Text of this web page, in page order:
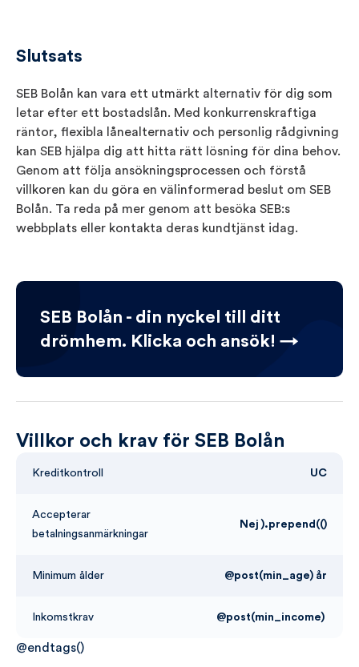
Slutsats
SEB Bolån kan vara ett utmärkt alternativ för dig som
letar efter ett bostadslån. Med konkurrenskraftiga
räntor, flexibla lånealternativ och personlig rådgivning
kan SEB hjälpa dig att hitta rätt lösning för dina behov.
Genom att följa ansökningsprocessen och förstå
villkoren kan du göra en välinformerad beslut om SEB
Bolån. Ta reda på mer genom att besöka SEB:s
webbplats eller kontakta deras kundtjänst idag.
SEB Bolån - din nyckel till ditt
drömhem. Klicka och ansök! →
Villkor och krav för SEB Bolån
Kreditkontroll UC
Accepterar
betalningsanmärkningar
Nej ).prepend(()
Minimum ålder @post(min_age) år
Inkomstkrav @post(min_income)
@endtags()